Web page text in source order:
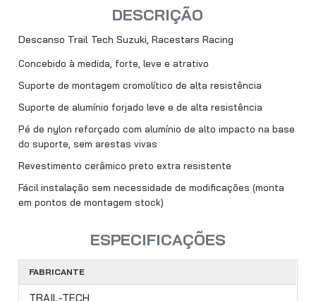
DESCRIÇÃO
Descanso Trail Tech Suzuki, Racestars Racing
Concebido à medida, forte, leve e atrativo
Suporte de montagem cromolítico de alta resistência
Suporte de alumínio forjado leve e de alta resistência
Pé de nylon reforçado com alumínio de alto impacto na base
do suporte, sem arestas vivas
Revestimento cerâmico preto extra resistente
Fácil instalação sem necessidade de modificações (monta
em pontos de montagem stock)
ESPECIFICAÇÕES
FABRICANTE
TRAIL-TECH